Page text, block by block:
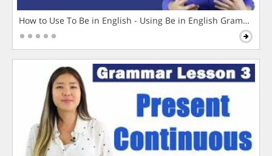
How to Use To Be in English - Using Be in English Grammar